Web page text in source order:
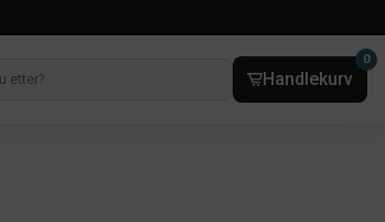
Handlekurv
0